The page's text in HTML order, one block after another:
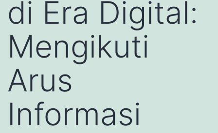
di Era Digital:
Mengikuti
Arus
Informasi